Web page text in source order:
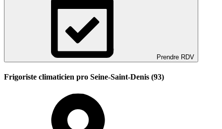
Prendre RDV
Frigoriste climaticien pro Seine-Saint-Denis (93)